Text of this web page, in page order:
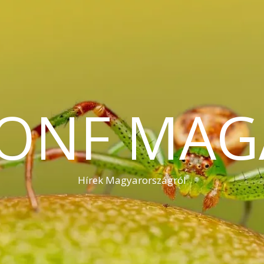
Hírek Magyarországról